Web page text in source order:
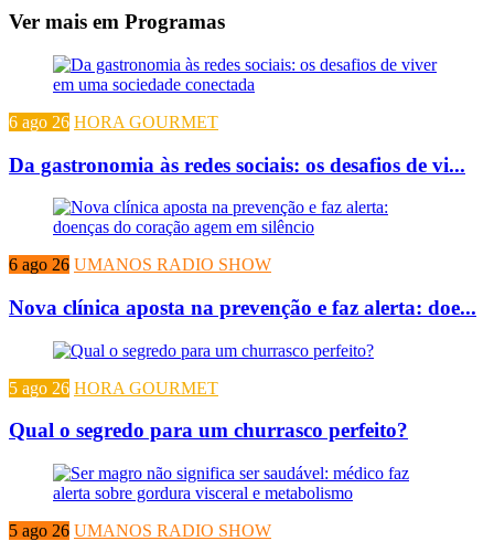
Ver mais em Programas
6 ago 26 HORA GOURMET
Da gastronomia às redes sociais: os desafios de vi...
6 ago 26 UMANOS RADIO SHOW
Nova clínica aposta na prevenção e faz alerta: doe...
5 ago 26 HORA GOURMET
Qual o segredo para um churrasco perfeito?
5 ago 26 UMANOS RADIO SHOW